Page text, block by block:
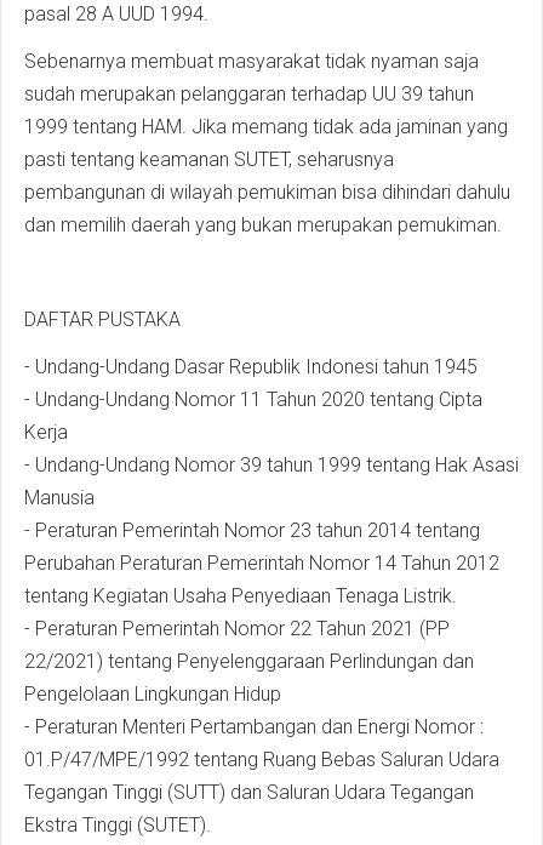
pasal 28 A UUD 1994.
Sebenarnya membuat masyarakat tidak nyaman saja
sudah merupakan pelanggaran terhadap UU 39 tahun
1999 tentang HAM. Jika memang tidak ada jaminan yang
pasti tentang keamanan SUTET, seharusnya
pembangunan di wilayah pemukiman bisa dihindari dahulu
dan memilih daerah yang bukan merupakan pemukiman.
DAFTAR PUSTAKA
- Undang-Undang Dasar Republik Indonesi tahun 1945
- Undang-Undang Nomor 11 Tahun 2020 tentang Cipta
Kerja
- Undang-Undang Nomor 39 tahun 1999 tentang Hak Asasi
Manusia
- Peraturan Pemerintah Nomor 23 tahun 2014 tentang
Perubahan Peraturan Pemerintah Nomor 14 Tahun 2012
tentang Kegiatan Usaha Penyediaan Tenaga Listrik.
- Peraturan Pemerintah Nomor 22 Tahun 2021 (PP
22/2021) tentang Penyelenggaraan Perlindungan dan
Pengelolaan Lingkungan Hidup
- Peraturan Menteri Pertambangan dan Energi Nomor :
01.P/47/MPE/1992 tentang Ruang Bebas Saluran Udara
Tegangan Tinggi (SUTT) dan Saluran Udara Tegangan
Ekstra Tinggi (SUTET).